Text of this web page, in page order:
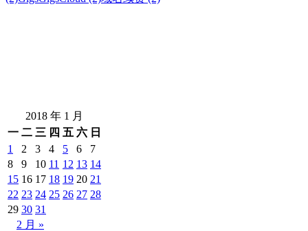
2018 年 1 月
一 二 三 四 五 六 日
1
2 3 4 5 6
7
8
9 10 11 12 13 14
15 16 17 18 19 20 21
22 23 24 25 26 27 28
29 30 31
2 月 »